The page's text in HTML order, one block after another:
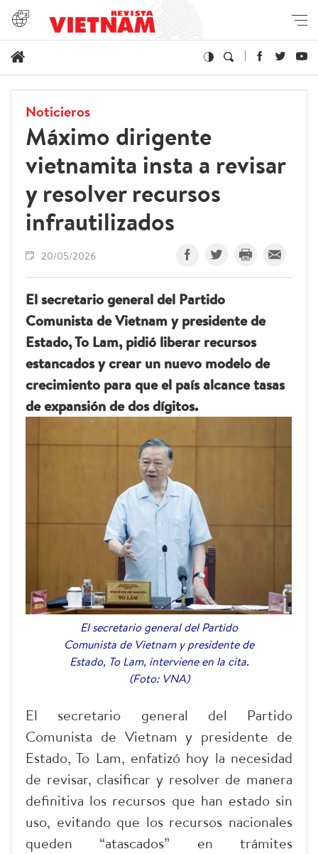
Noticieros
Máximo dirigente
vietnamita insta a revisar
y resolver recursos
infrautilizados
20/05/2026
El secretario general del Partido
Comunista de Vietnam y presidente de
Estado, To Lam, pidió liberar recursos
estancados y crear un nuevo modelo de
crecimiento para que el país alcance tasas
de expansión de dos dígitos.
El secretario general del Partido
Comunista de Vietnam y presidente de
Estado, To Lam, interviene en la cita.
(Foto: VNA)
El secretario general del Partido
Comunista de Vietnam y presidente de
Estado, To Lam, enfatizó hoy la necesidad
de revisar, clasificar y resolver de manera
definitiva los recursos que han estado sin
uso, evitando que los recursos nacionales
queden “atascados” en trámites